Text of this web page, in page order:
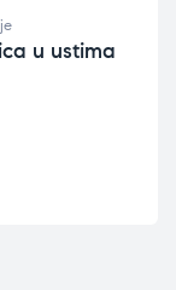
u ustima